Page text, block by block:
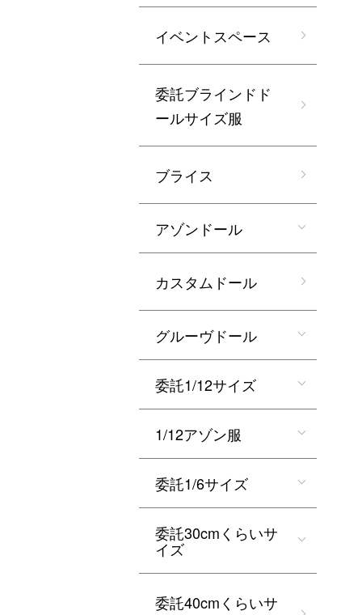
イベントスペース
委託ブラインドド
ールサイズ服
ブライス
アゾンドール
カスタムドール
グルーヴドール
委託1/12サイズ
1/12アゾン服
委託1/6サイズ
委託30cmくらいサ
イズ
委託40cmくらいサ